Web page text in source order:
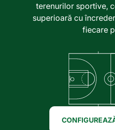
terenurilor sportive,
superioară cu
fiecare